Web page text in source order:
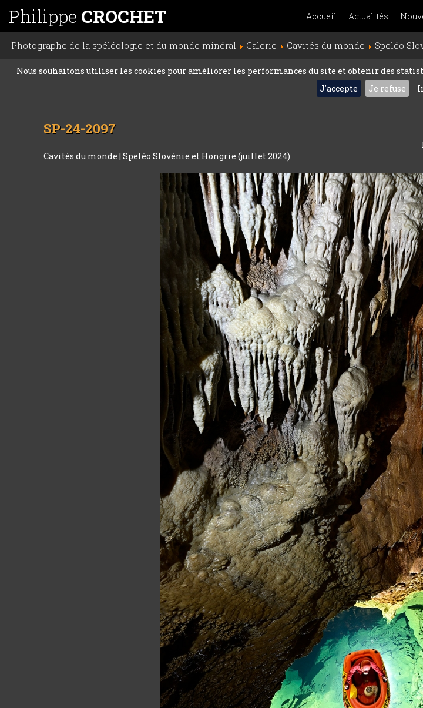
Philippe CROCHET Accueil Actualités
Photographe de la spéléologie et du monde minéral Galerie Cavités du monde Speléo
Nous souhaitons utiliser les cookies pour améliorer les performances du site et obtenir des
J'accepte
Je refuse
SP-24-2097
Cavités du monde|Speléo Slovénie et Hongrie (juillet 2024)